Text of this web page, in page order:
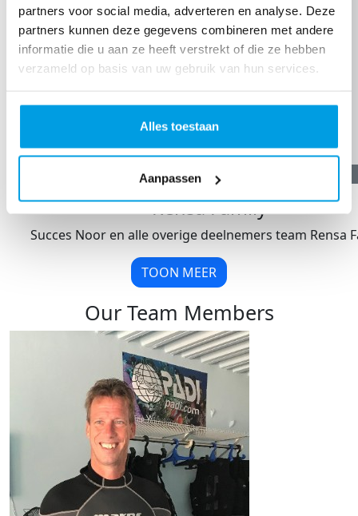
partners voor social media, adverteren en analyse. Deze
partners kunnen deze gegevens combineren met andere
informatie die u aan ze heeft verstrekt of die ze hebben
verzameld op basis van uw gebruik van hun services.
Alles toestaan
Aanpassen
Rensa Family
Succes Noor en alle overige deelnemers team Rensa
TOON MEER
Our Team Members